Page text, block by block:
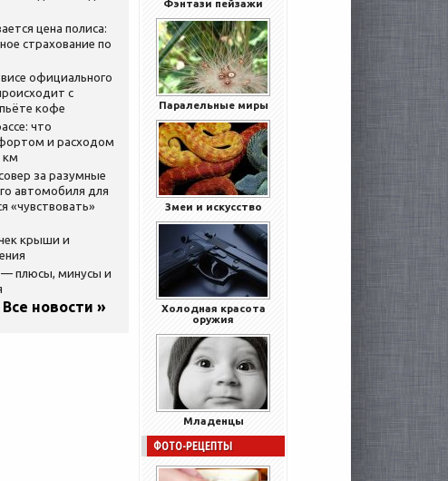
цена полиса:
страхование по
официального
с
кофе
что
и расходом
км
за разумные
автомобиля для
«чувствовать»
крыши и
— плюсы, минусы и
Все новости »
Фэнтази пейзажи
Паралельные миры
Змеи и искусство
Холодная красота
оружия
Младенцы
ФОТО-РЕЦЕПТЫ